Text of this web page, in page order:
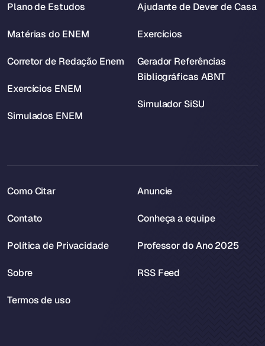
Plano de Estudos
Matérias do ENEM
Corretor de Redação Enem
Exercícios ENEM
Simulados ENEM
Ajudante de Dever de Casa
Exercícios
Gerador Referências
Bibliográficas ABNT
Simulador SiSU
Como Citar
Contato
Política de Privacidade
Sobre
Termos de uso
Anuncie
Conheça a equipe
Professor do Ano 2025
RSS Feed